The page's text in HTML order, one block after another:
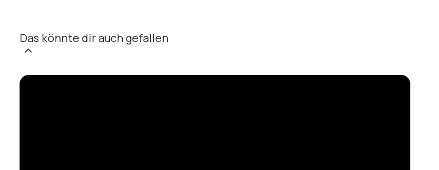
Das könnte dir auch gefallen